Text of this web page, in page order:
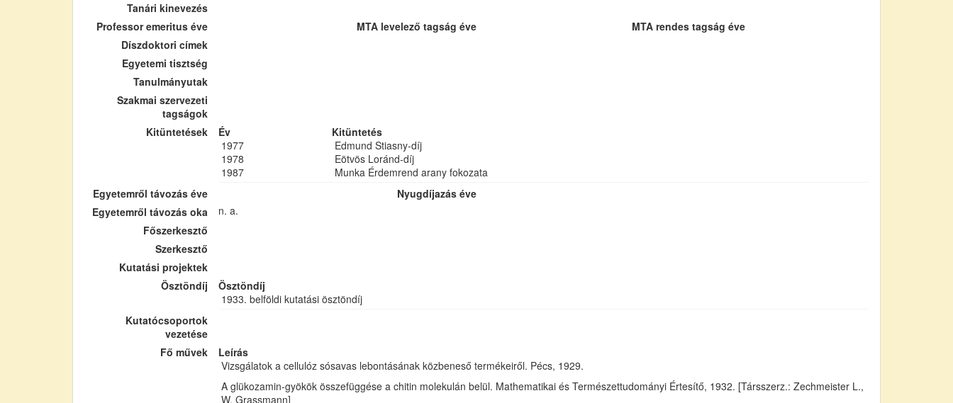
Tanári kinevezés
Professor emeritus éve
MTA levelező tagság éve
MTA rendes tagság éve
Díszdoktori címek
Egyetemi tisztség
Tanulmányutak
Szakmai szervezeti
tagságok
Kitüntetések
Év
Kitüntetés
1977
Edmund Stiasny-díj
1978
Eötvös Loránd-díj
1987
Munka Érdemrend arany fokozata
Egyetemről távozás éve
Nyugdíjazás éve
Egyetemről távozás oka
n. a.
Főszerkesztő
Szerkesztő
Kutatási projektek
Ösztöndíj
Ösztöndíj
1933. belföldi kutatási ösztöndíj
Kutatócsoportok
vezetése
Fő művek
Leírás
Vizsgálatok a cellulóz sósavas lebontásának közbeneső termékeiről. Pécs, 1929.
A glükozamin-gyökök összefüggése a chitin molekulán belül. Mathematikai és Természettudományi Értesítő, 1932. [Társszerz.: Zechmeister L.,
W. Grassmann]